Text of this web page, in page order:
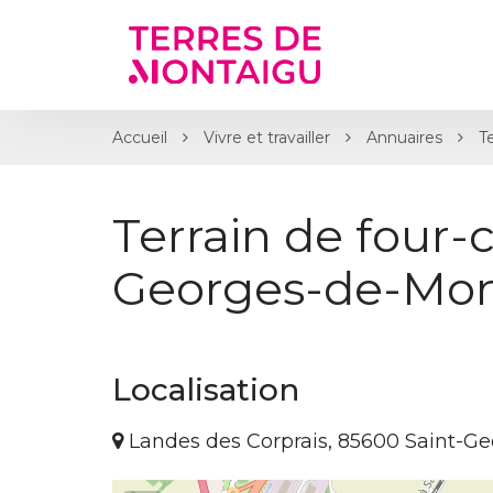
Accueil Vivre et travailler Annuaires
Terrain de four-
Georges-de-
Localisation
Landes des Corprais, 85600 Saint-